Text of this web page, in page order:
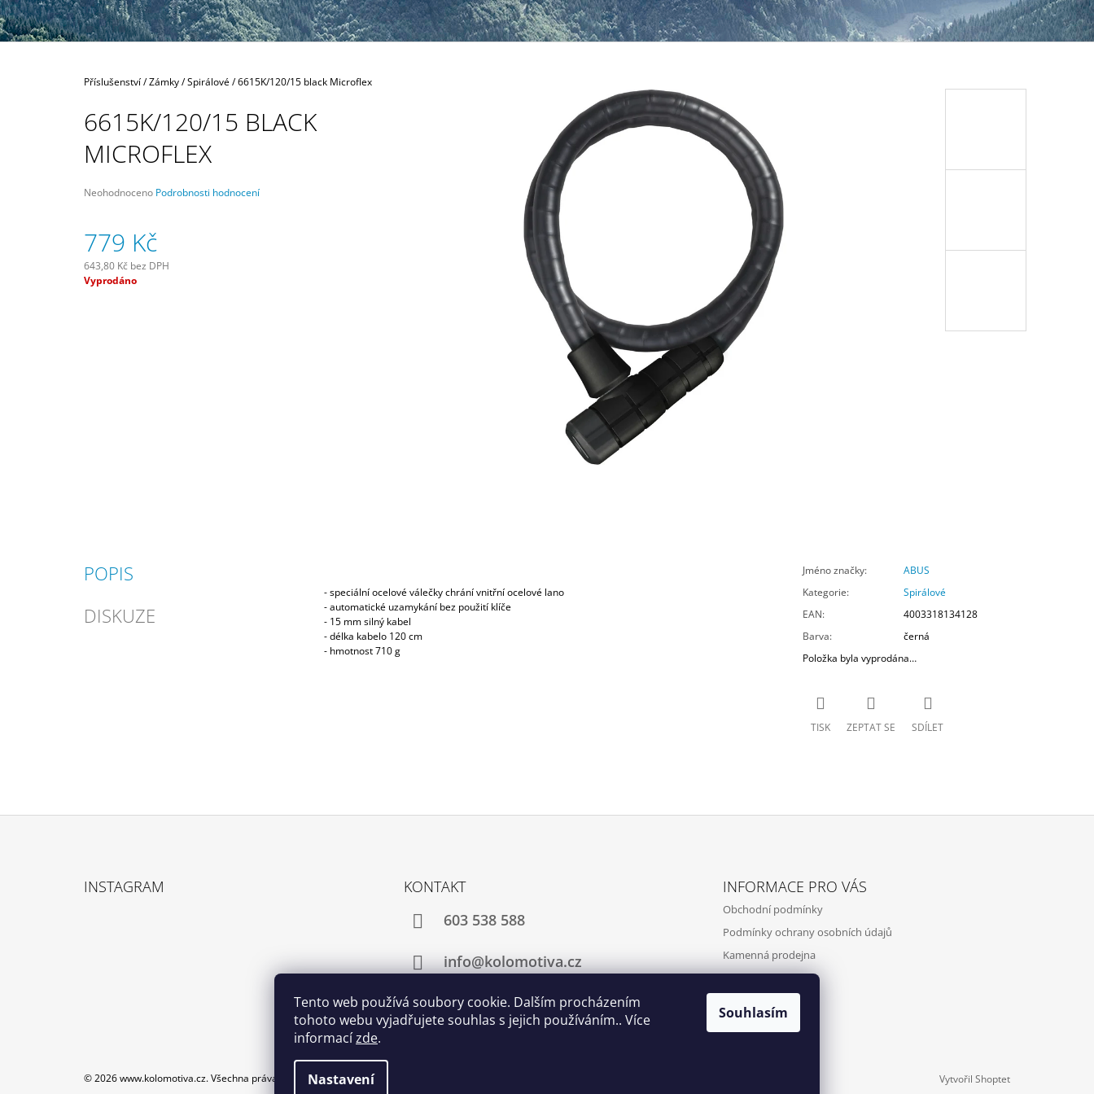
Tento web používá soubory cookie. Dalším procházením
tohoto webu vyjadřujete souhlas s jejich používáním.. Více
informacízde.
Nastavení
Souhlasím
Domů
Příslušenství/Zámky/Spirálové/6615K/120/15 black Microflex
6615K/120/15 BLACK
MICROFLEX
Průměrné
je
0,0
z
5
Neohodnoceno Podrobnosti hodnocení
779 Kč
643,80 Kč bez DPH
Měrná
Vyprodáno
POPIS
DISKUZE
- speciální ocelové válečky chrání vnitřní ocelové lano
- automatické uzamykání bez použití klíče
- 15 mm silný kabel
- délka kabelo 120 cm
- hmotnost 710 g
Jméno značky:
ABUS
Kategorie:
Spirálové
EAN:
4003318134128
Barva:
černá
Položka byla vyprodána…
TISK ZEPTAT SE SDÍLET
335 Kč
499 Kč
INSTAGRAM
KONTAKT
603 538 588
info@kolomotiva.cz
Instagram
INFORMACE PRO VÁS
Obchodní podmínky
Podmínky ochrany osobních údajů
Kamenná prodejna
Kontakty
Vytvořil Shoptet
© 2026 www.kolomotiva.cz. Všechna práva vyhrazena.Upravit nastavení cookies